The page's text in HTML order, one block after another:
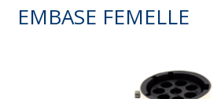
EMBASE FEMELLE